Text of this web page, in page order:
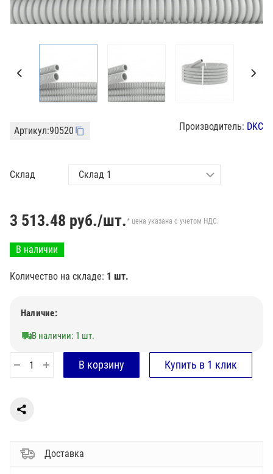
Артикул:90520 Производитель: DKC
Склад
3 513.48 руб./шт.* цена указана с учетом НДС.
В наличии
Количество на складе: 1 шт.
Наличие:
В наличии: 1 шт.
Доставка